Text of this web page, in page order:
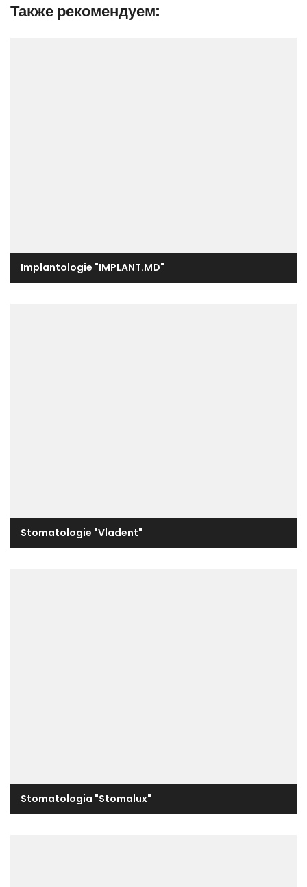
Также рекомендуем:
Implantologie "IMPLANT.MD"
Stomatologie "Vladent"
Stomatologia "Stomalux"